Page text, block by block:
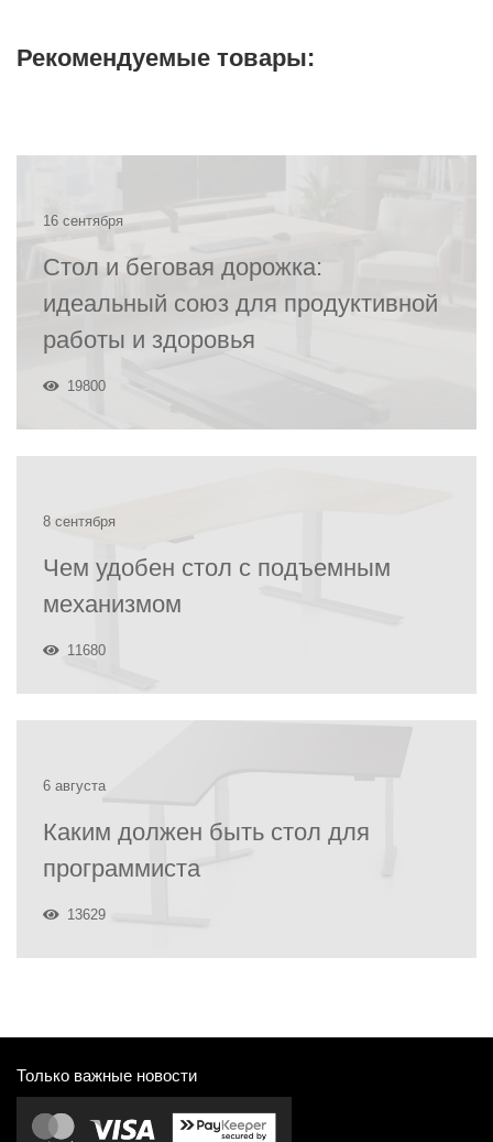
Рекомендуемые товары:
16 сентября
Стол и беговая дорожка:
идеальный союз для продуктивной
работы и здоровья
19800
8 сентября
Чем удобен стол с подъемным
механизмом
11680
6 августа
Каким должен быть стол для
программиста
13629
Только важные новости